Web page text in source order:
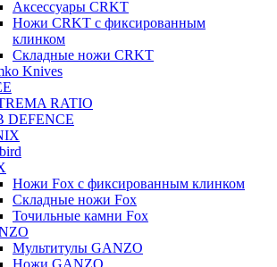
Аксессуары CRKT
Ножи CRKT с фиксированным
клинком
Складные ножи CRKT
Knives
RATIO
DEFENCE
Ножи Fox с фиксированным клинком
Складные ножи Fox
Точильные камни Fox
Мультитулы GANZO
Ножи GANZO